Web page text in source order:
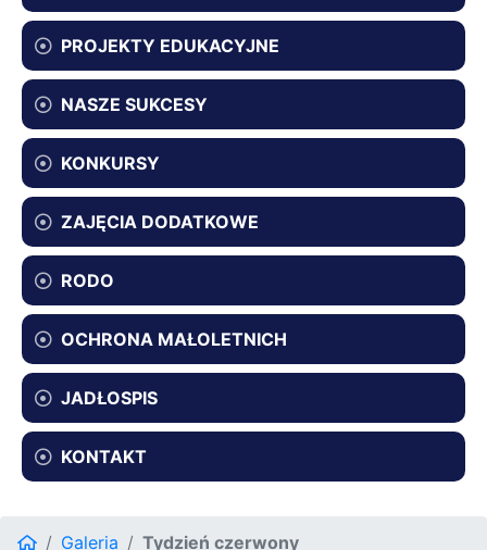
PROJEKTY EDUKACYJNE
NASZE SUKCESY
KONKURSY
ZAJĘCIA DODATKOWE
RODO
OCHRONA MAŁOLETNICH
JADŁOSPIS
KONTAKT
Galeria Tydzień czerwony